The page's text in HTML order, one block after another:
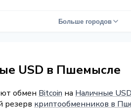
Больше городов
USD в Пшемысле
обмен Bitcoin на Наличные USD
резерв криптообменников в